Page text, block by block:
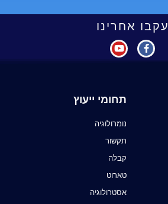
עקבו אחרינו
תחומי ייעוץ
נומרולוגיה
תקשור
קבלה
טארוט
אסטרולוגיה